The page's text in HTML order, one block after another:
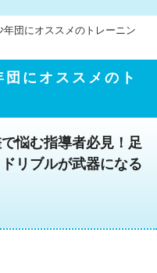
年団にオススメのトレーニン
にオススメのト
悩む指導者必見！足
リブルが武器になる